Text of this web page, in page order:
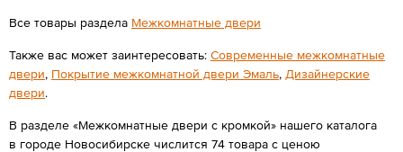
Все товары раздела Межкомнатные двери
Также вас может заинтересовать: Современные межкомнатные
двери, Покрытие межкомнатной двери Эмаль, Дизайнерские
двери.
В разделе «Межкомнатные двери с кромкой» нашего каталога
в городе Новосибирске числится 74 товара с ценою